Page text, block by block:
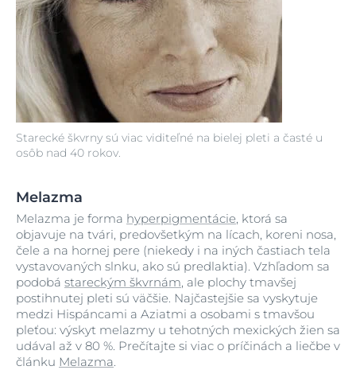
Starecké škvrny sú viac viditeľné na bielej pleti a časté u
osôb nad 40 rokov.
Melazma
Melazma je forma hyperpigmentácie , ktorá sa
objavuje na tvári, predovšetkým na lícach, koreni nosa,
čele a na hornej pere (niekedy i na iných častiach tela
vystavovaných slnku, ako sú predlaktia). Vzhľadom sa
podobá stareckým škvrnám , ale plochy tmavšej
postihnutej pleti sú väčšie. Najčastejšie sa vyskytuje
medzi Hispáncami a Aziatmi a osobami s tmavšou
pleťou: výskyt melazmy u tehotných mexických žien sa
udával až v 80 %. Prečítajte si viac o príčinách a liečbe v
článku Melazma